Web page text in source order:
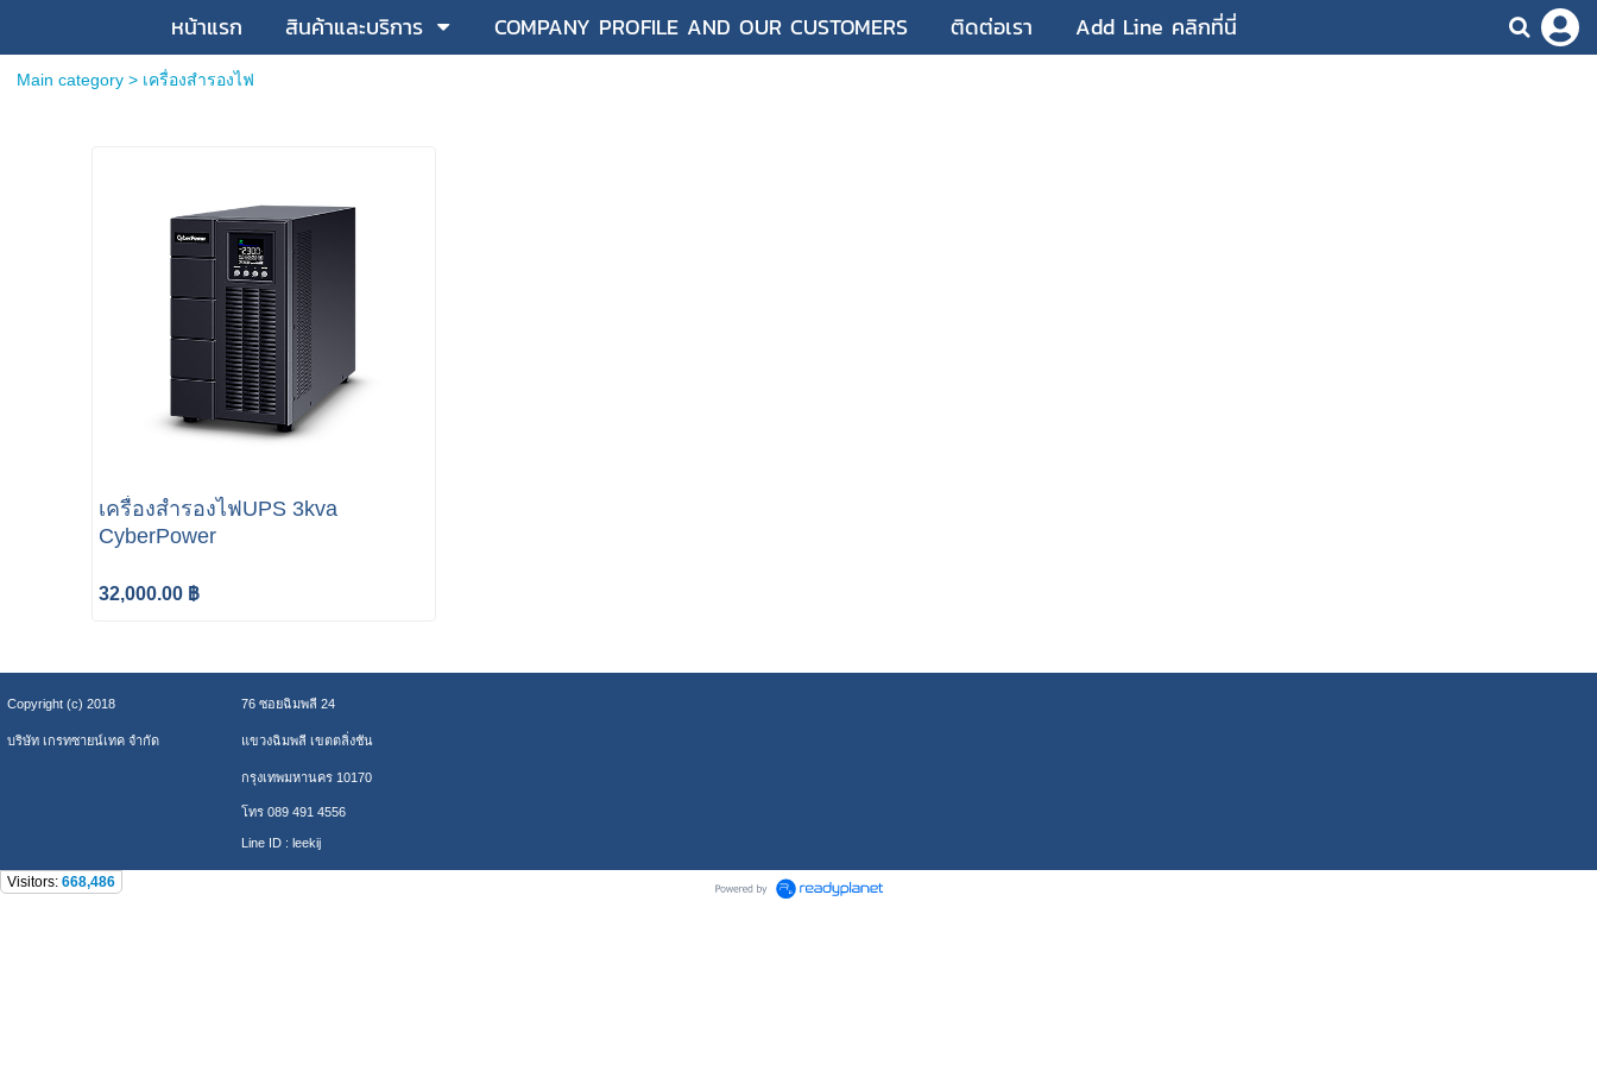
หน้าแรก สินค้าและบริการ COMPANY PROFILE AND OUR CUSTOMERS ติดต่อเรา Add Line คลิกที่นี่
Main category> เครื่องสำรองไฟ
เครื่องสำรองไฟUPS 3kva
CyberPower
32,000.00 ฿
Copyright (c) 2018 76 ซอยฉิมพลี 24
บริษัท เกรทซายน์เทค จำกัด แขวงฉิมพลี เขตตลิ่งชัน
กรุงเทพมหานคร 10170
โทร 089 491 4556
Line ID : leekij
Visitors: 668,486